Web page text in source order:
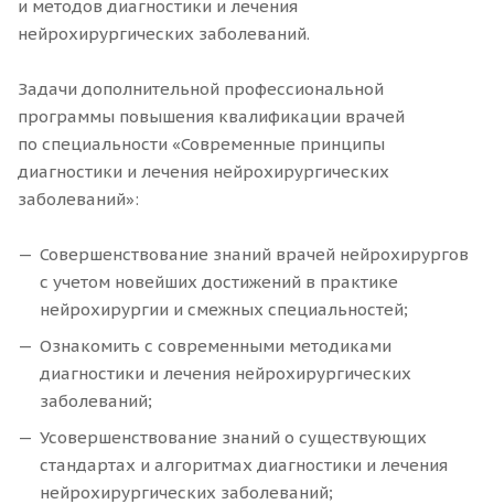
и методов диагностики и лечения
нейрохирургических заболеваний.
Задачи дополнительной профессиональной
программы повышения квалификации врачей
по специальности «Современные принципы
диагностики и лечения нейрохирургических
заболеваний»:
Совершенствование знаний врачей нейрохирургов
с учетом новейших достижений в практике
нейрохирургии и смежных специальностей;
Ознакомить с современными методиками
диагностики и лечения нейрохирургических
заболеваний;
Усовершенствование знаний о существующих
стандартах и алгоритмах диагностики и лечения
нейрохирургических заболеваний;